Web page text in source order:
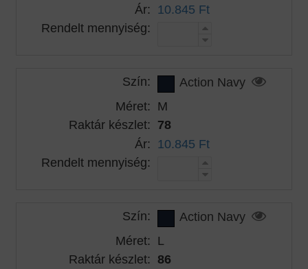
Ár: 10.845 Ft
Rendelt mennyiség:
Szín:
Action Navy
Méret: M
Raktár készlet: 78
Ár: 10.845 Ft
Rendelt mennyiség:
Szín:
Action Navy
Méret: L
Raktár készlet: 86